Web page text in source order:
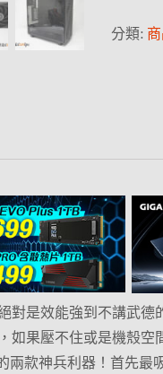
分類:
對是效能強到不講武德
如果壓不住或是機殼
兩款神兵利器！首先最